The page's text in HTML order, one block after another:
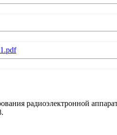
радиоэлектронной